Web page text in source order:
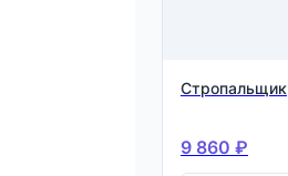
Стропальщик
9 860 ₽